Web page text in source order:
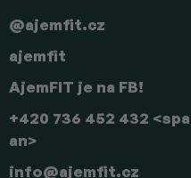
info@ajemfit.cz
+420 736 452 432
an>
AjemFIT je na FB!
ajemfit
@ajemfit.cz